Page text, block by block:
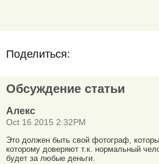
Поделиться:
Обсуждение статьи
Алекс
Oct 16 2015 2:32PM
Это должен быть свой фотограф,
которому доверяют т.к. нормальный
будет за любые деньги.